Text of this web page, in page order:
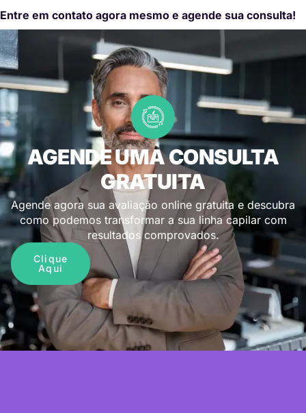
Entre em contato agora mesmo e agende sua consulta!
AGENDE UMA CONSULTA
GRATUITA
Agende agora sua avaliação online gratuita e descubra
como podemos transformar a sua linha capilar com
resultados comprovados.
Clique
Aqui